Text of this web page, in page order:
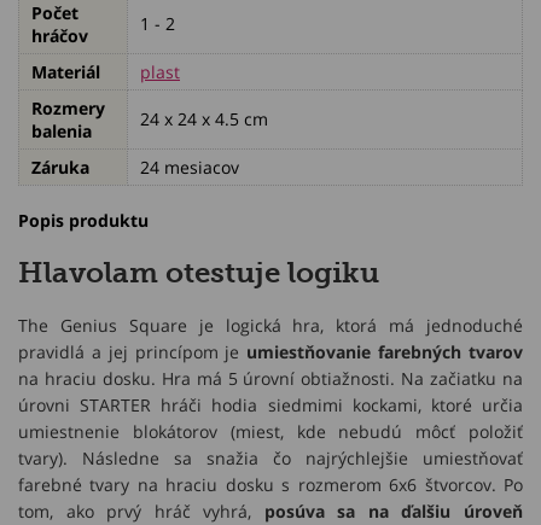
Počet
hráčov
1 - 2
Materiál
plast
Rozmery
balenia
24 x 24 x 4.5 cm
Záruka 24 mesiacov
Popis produktu
Hlavolam otestuje logiku
The Genius Square je logická hra, ktorá má jednoduché
pravidlá a jej princípom je umiestňovanie farebných tvarov
na hraciu dosku. Hra má 5 úrovní obtiažnosti. Na začiatku na
úrovni STARTER hráči hodia siedmimi kockami, ktoré určia
umiestnenie blokátorov (miest, kde nebudú môcť položiť
tvary). Následne sa snažia čo najrýchlejšie umiestňovať
farebné tvary na hraciu dosku s rozmerom 6x6 štvorcov. Po
tom, ako prvý hráč vyhrá, posúva sa na ďalšiu úroveň